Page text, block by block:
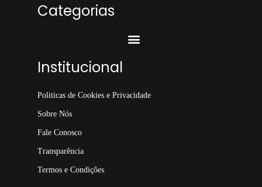
Categorias
Institucional
Politicas de Cookies e Privacidade
Sobre Nós
Fale Conosco
Transparência
Termos e Condições